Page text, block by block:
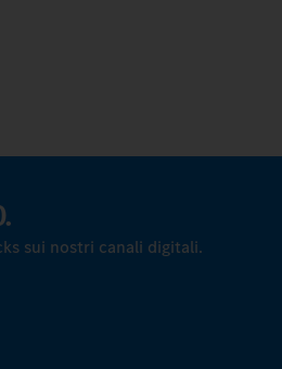
sui nostri canali digitali.